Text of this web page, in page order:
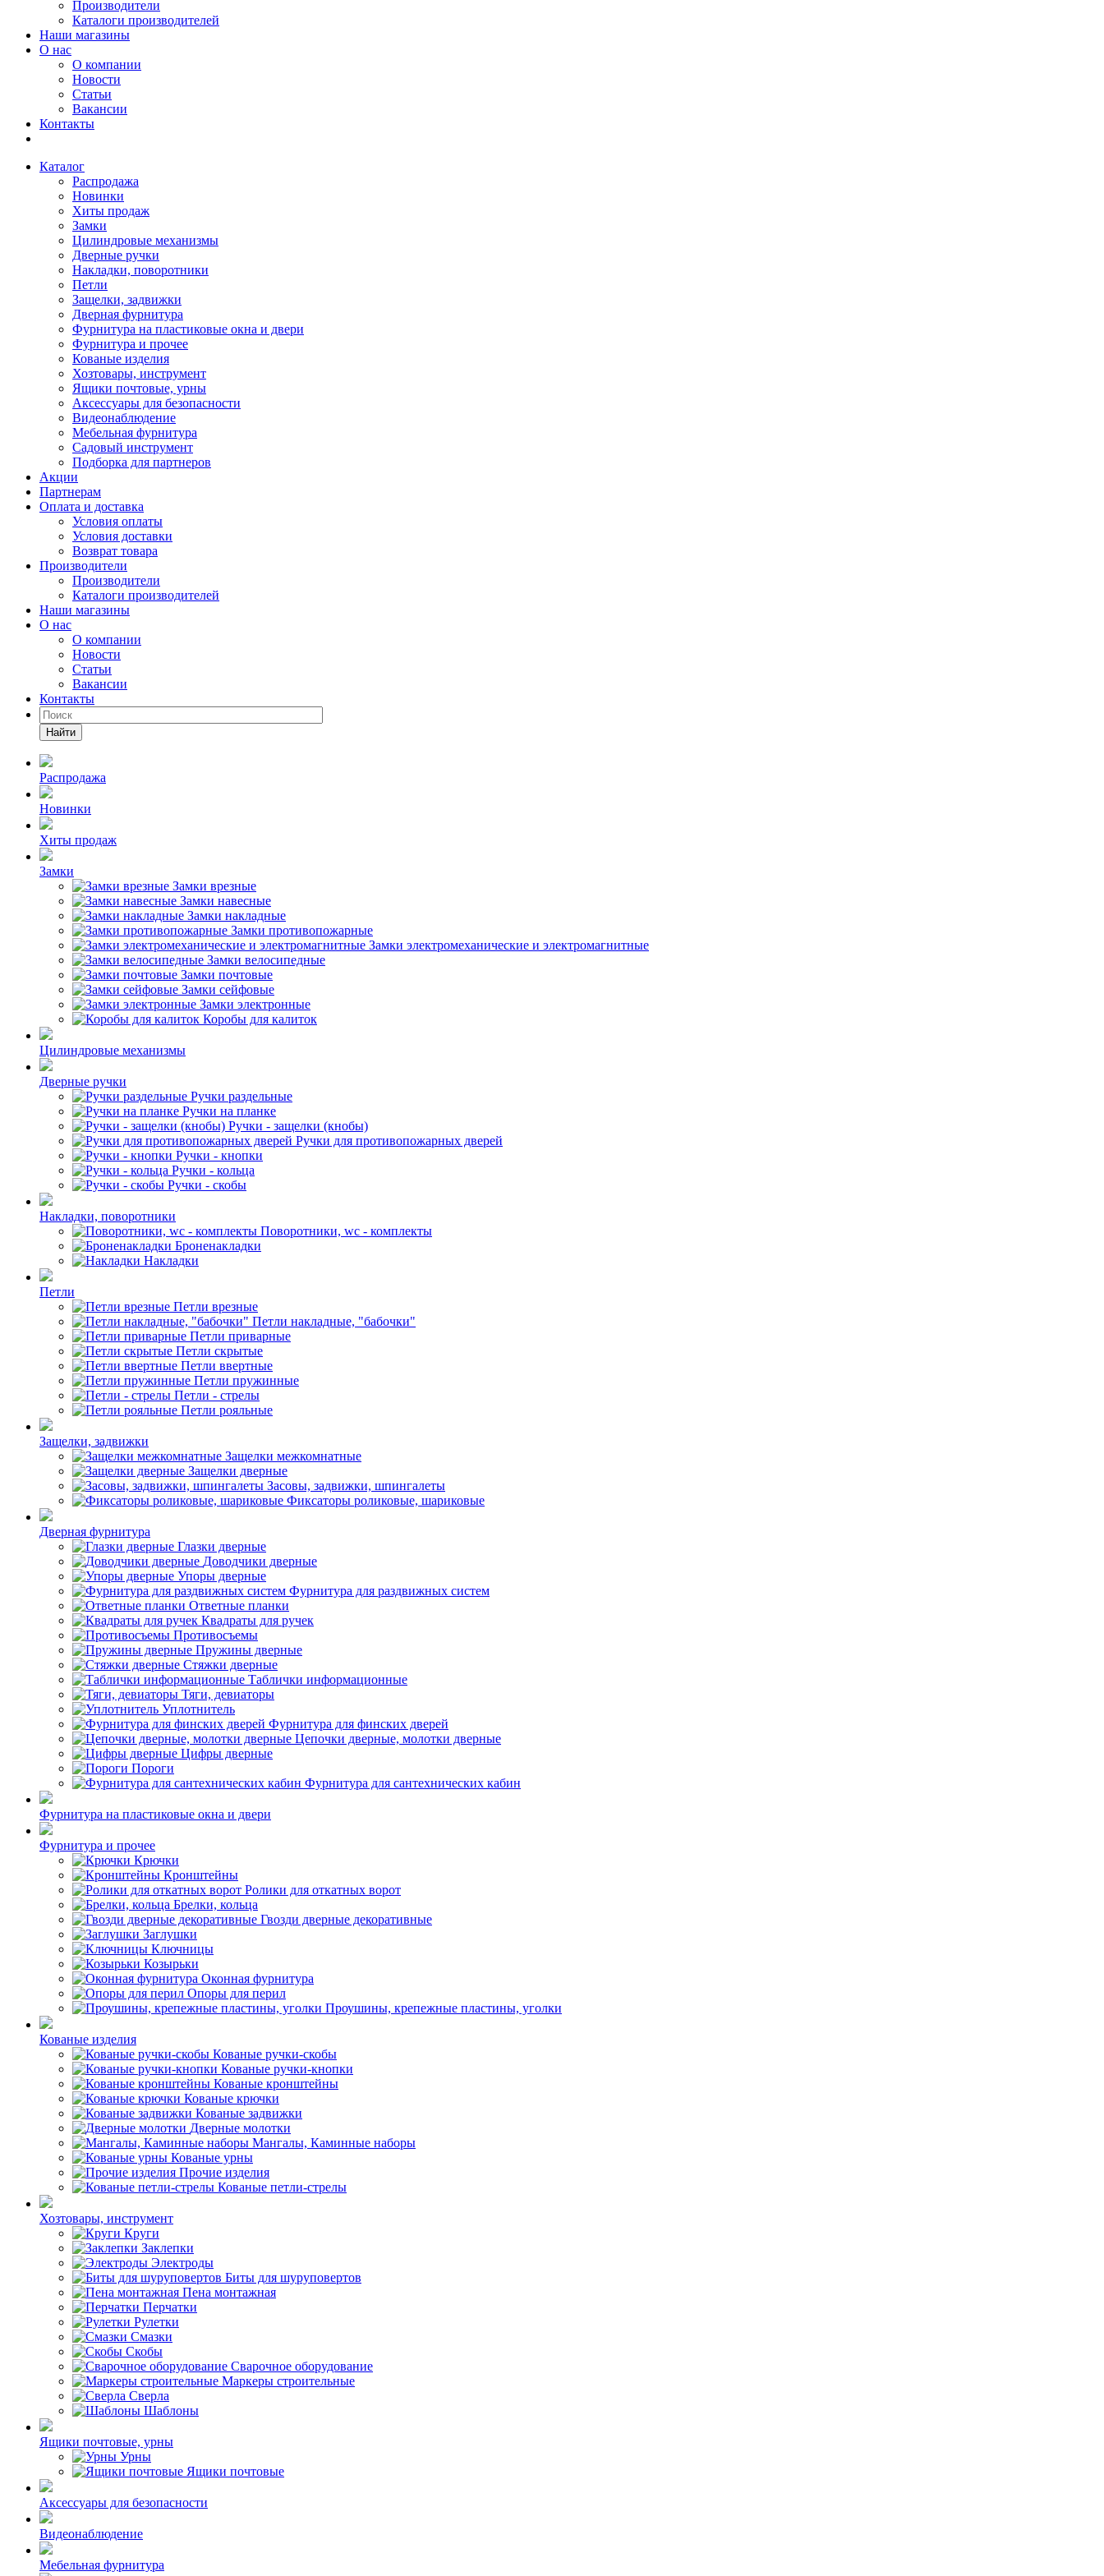
Производители
Каталоги производителей
Наши магазины
О нас
О компании
Новости
Статьи
Вакансии
Контакты
Каталог
Распродажа
Новинки
Хиты продаж
Замки
Цилиндровые механизмы
Дверные ручки
Накладки, поворотники
Петли
Защелки, задвижки
Дверная фурнитура
Фурнитура на пластиковые окна и двери
Фурнитура и прочее
Кованые изделия
Хозтовары, инструмент
Ящики почтовые, урны
Аксессуары для безопасности
Видеонаблюдение
Мебельная фурнитура
Садовый инструмент
Подборка для партнеров
Акции
Партнерам
Оплата и доставка
Условия оплаты
Условия доставки
Возврат товара
Производители
Производители
Каталоги производителей
Наши магазины
О нас
О компании
Новости
Статьи
Вакансии
Контакты
Найти
Распродажа
Новинки
Хиты продаж
Замки
Замки врезные
Замки навесные
Замки накладные
Замки противопожарные
Замки электромеханические и электромагнитные
Замки велосипедные
Замки почтовые
Замки сейфовые
Замки электронные
Коробы для калиток
Цилиндровые механизмы
Дверные ручки
Ручки раздельные
Ручки на планке
Ручки - защелки (кнобы)
Ручки для противопожарных дверей
Ручки - кнопки
Ручки - кольца
Ручки - скобы
Накладки, поворотники
Поворотники, wc - комплекты
Броненакладки
Накладки
Петли
Петли врезные
Петли накладные, "бабочки"
Петли приварные
Петли скрытые
Петли ввертные
Петли пружинные
Петли - стрелы
Петли рояльные
Защелки, задвижки
Защелки межкомнатные
Защелки дверные
Засовы, задвижки, шпингалеты
Фиксаторы роликовые, шариковые
Дверная фурнитура
Глазки дверные
Доводчики дверные
Упоры дверные
Фурнитура для раздвижных систем
Ответные планки
Квадраты для ручек
Противосъемы
Пружины дверные
Стяжки дверные
Таблички информационные
Тяги, девиаторы
Уплотнитель
Фурнитура для финских дверей
Цепочки дверные, молотки дверные
Цифры дверные
Пороги
Фурнитура для сантехнических кабин
Фурнитура на пластиковые окна и двери
Фурнитура и прочее
Крючки
Кронштейны
Ролики для откатных ворот
Брелки, кольца
Гвозди дверные декоративные
Заглушки
Ключницы
Козырьки
Оконная фурнитура
Опоры для перил
Проушины, крепежные пластины, уголки
Кованые изделия
Кованые ручки-скобы
Кованые ручки-кнопки
Кованые кронштейны
Кованые крючки
Кованые задвижки
Дверные молотки
Мангалы, Каминные наборы
Кованые урны
Прочие изделия
Кованые петли-стрелы
Хозтовары, инструмент
Круги
Заклепки
Электроды
Биты для шуруповертов
Пена монтажная
Перчатки
Рулетки
Смазки
Скобы
Сварочное оборудование
Маркеры строительные
Сверла
Шаблоны
Ящики почтовые, урны
Урны
Ящики почтовые
Аксессуары для безопасности
Видеонаблюдение
Мебельная фурнитура